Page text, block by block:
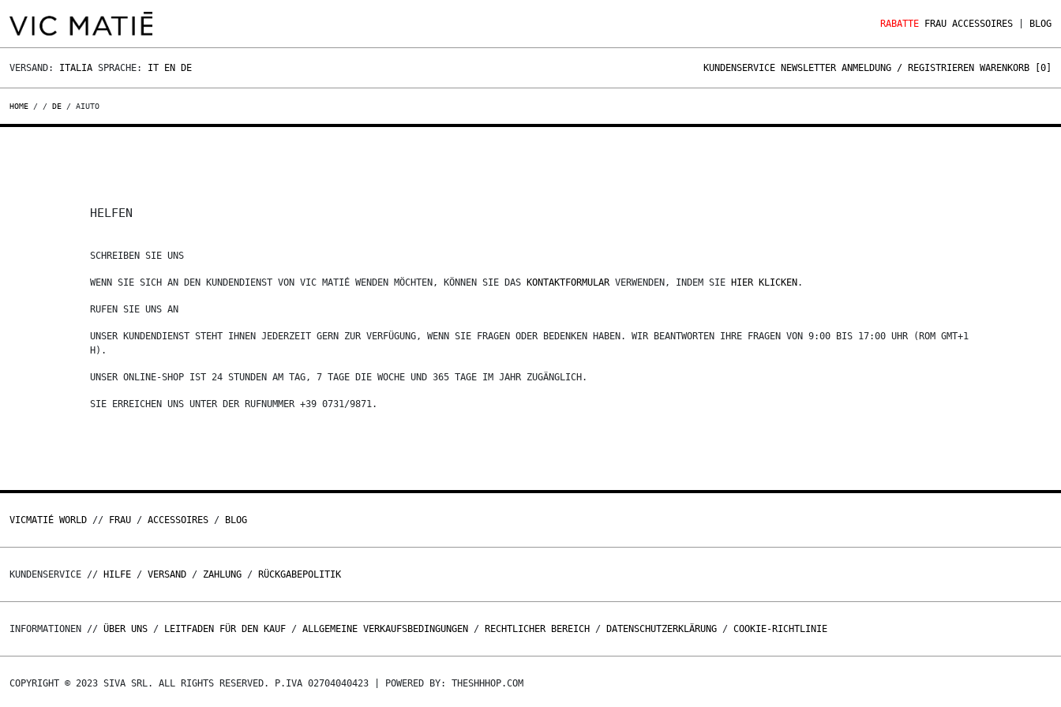
RABATTE FRAU ACCESSOIRES BLOG
VERSAND: ITALIA SPRACHE: IT EN DE KUNDENSERVICE NEWSLETTER ANMELDUNG / REGISTRIEREN WARENKORB [ 0
HOME / / DE / AIUTO
HELFEN
SCHREIBEN SIE UNS
WENN SIE SICH AN DEN KUNDENDIENST VON VIC MATIÉ WENDEN MÖCHTEN, KÖNNEN SIE DAS KONTAKTFORMULAR VERWENDEN, INDEM SIE HIER KLICKEN .
RUFEN SIE UNS AN
UNSER KUNDENDIENST STEHT IHNEN JEDERZEIT GERN ZUR VERFÜGUNG, WENN SIE FRAGEN ODER BEDENKEN HABEN. WIR BEANTWORTEN IHRE FRAGEN VON 9:00 BIS 17:00 UHR (ROM GMT+1
H).
UNSER ONLINE-SHOP IST 24 STUNDEN AM TAG, 7 TAGE DIE WOCHE UND 365 TAGE IM JAHR ZUGÄNGLICH.
SIE ERREICHEN UNS UNTER DER RUFNUMMER +39 0731/9871.
VICMATIÉ WORLD // FRAU / ACCESSOIRES / BLOG
KUNDENSERVICE // HILFE / VERSAND / ZAHLUNG / RÜCKGABEPOLITIK
INFORMATIONEN // ÜBER UNS / LEITFADEN FÜR DEN KAUF / ALLGEMEINE VERKAUFSBEDINGUNGEN / RECHTLICHER BEREICH / DATENSCHUTZERKLÄRUNG / COOKIE-RICHTLINIE
COPYRIGHT © 2023 SIVA SRL. ALL RIGHTS RESERVED. P.IVA 02704040423 | POWERED BY: THESHHHOP.COM